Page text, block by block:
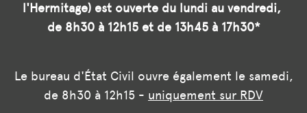
l'Hermitage) est ouverte du lundi au vendredi,
de 8h30 à 12h15 et de 13h45 à 17h30*
Le bureau d'État Civil ouvre également le samedi,
de 8h30 à 12h15 - uniquement sur RDV